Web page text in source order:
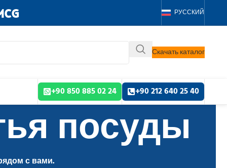
РУССКИЙ
Скачать каталог
+90 850 885 02 24 +90 212 640 25 40
посуды
с вами.